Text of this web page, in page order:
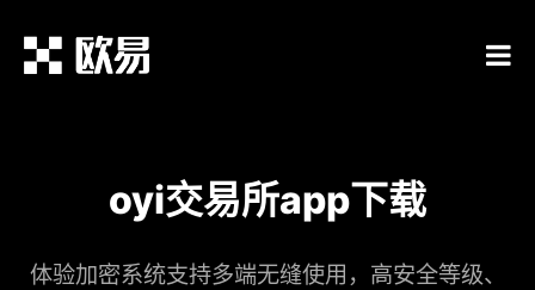
oyi交易所app下载
体验加密系统支持多端无缝使用，高安全等级、